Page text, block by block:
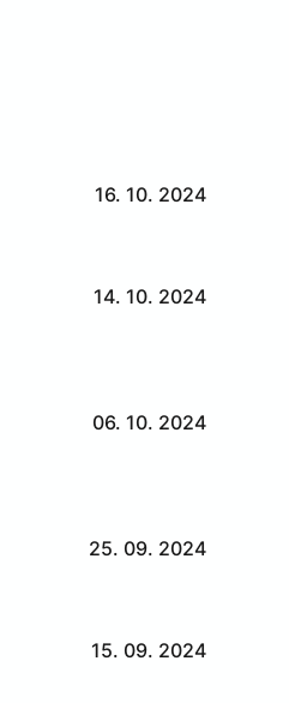
16. 10. 2024
14. 10. 2024
06. 10. 2024
25. 09. 2024
15. 09. 2024